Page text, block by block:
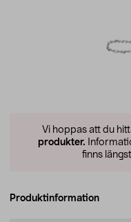
Vi hoppas att du
produkter.
finns
Produktinformation